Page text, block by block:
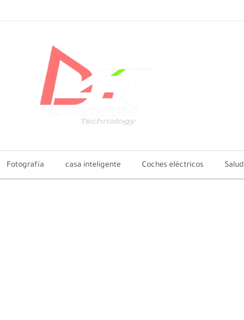
Fotografía casa inteligente Coches eléctricos Salud